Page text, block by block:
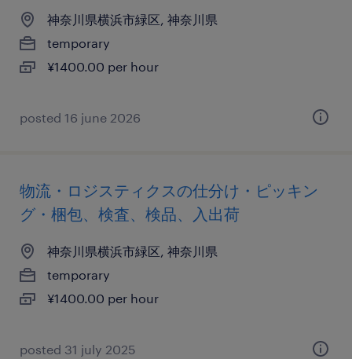
神奈川県横浜市緑区, 神奈川県
temporary
¥1400.00 per hour
posted 16 june 2026
物流・ロジスティクスの仕分け・ピッキン
グ・梱包、検査、検品、入出荷
神奈川県横浜市緑区, 神奈川県
temporary
¥1400.00 per hour
posted 31 july 2025